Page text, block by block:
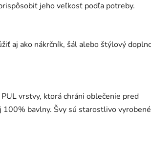
jeho veľkosť podľa potreby.
aj ako nákrčník, šál alebo štýlový
vrstvy, ktorá chráni oblečenie pred
bavlny. Švy sú starostlivo